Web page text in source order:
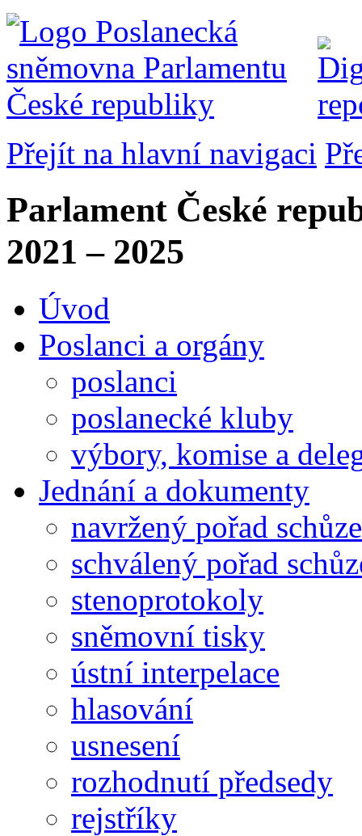
Přejít na hlavní navigaci
Parlament České
2021 – 2025
Úvod
Poslanci a orgány
poslanci
poslanecké kluby
výbory, komise a
Jednání a dokumenty
navržený pořad schůze
schválený pořad
stenoprotokoly
sněmovní tisky
ústní interpelace
hlasování
usnesení
rozhodnutí předsedy
rejstříky